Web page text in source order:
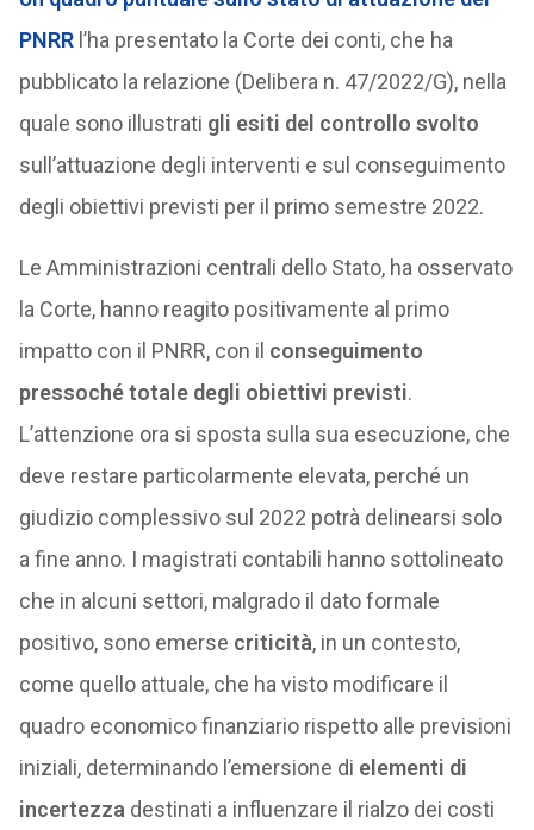
PNRRl’ha presentato la Corte dei conti, che ha
pubblicato la relazione (Delibera n. 47/2022/G), nella
quale sono illustrati gli esiti del controllo svolto
sull’attuazione degli interventi e sul conseguimento
degli obiettivi previsti per il primo semestre 2022.
Le Amministrazioni centrali dello Stato, ha osservato
la Corte, hanno reagito positivamente al primo
impatto con il PNRR, con il conseguimento
pressoché totale degli obiettivi previsti.
L’attenzione ora si sposta sulla sua esecuzione, che
deve restare particolarmente elevata, perché un
giudizio complessivo sul 2022 potrà delinearsi solo
a fine anno. I magistrati contabili hanno sottolineato
che in alcuni settori, malgrado il dato formale
positivo, sono emerse criticità, in un contesto,
come quello attuale, che ha visto modificare il
quadro economico finanziario rispetto alle previsioni
iniziali, determinando l’emersione di elementi di
incertezza destinati a influenzare il rialzo dei costi